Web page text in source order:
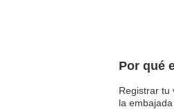
Por qué
Registrar tu
la